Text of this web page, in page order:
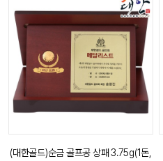
(대한골드)순금 골프공 상패 3.75g(1돈,